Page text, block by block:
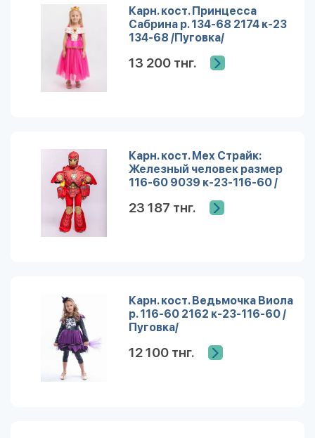
Карн. кост. Принцесса
Сабрина р. 134-68 2174 к-23
134-68 /Пуговка/
13 200 тнг.
Карн. кост. Мех Страйк:
Железный человек размер
116-60 9039 к-23-116-60 /
23 187 тнг.
Карн. кост. Ведьмочка Виола
р. 116-60 2162 к-23-116-60 /
Пуговка/
12 100 тнг.